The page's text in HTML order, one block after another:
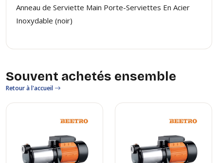
Anneau de Serviette Main Porte-Serviettes En Acier
Inoxydable (noir)
Souvent achetés ensemble
Retour à l'accueil